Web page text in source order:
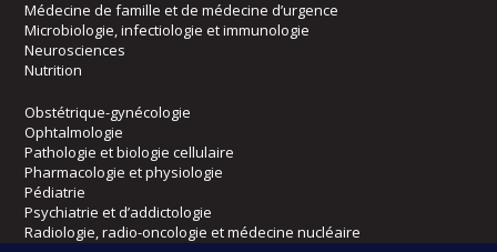
Médecine de famille et de médecine d’urgence
Microbiologie, infectiologie et immunologie
Neurosciences
Nutrition
Obstétrique-gynécologie
Ophtalmologie
Pathologie et biologie cellulaire
Pharmacologie et physiologie
Pédiatrie
Psychiatrie et d’addictologie
Radiologie, radio-oncologie et médecine nucléaire